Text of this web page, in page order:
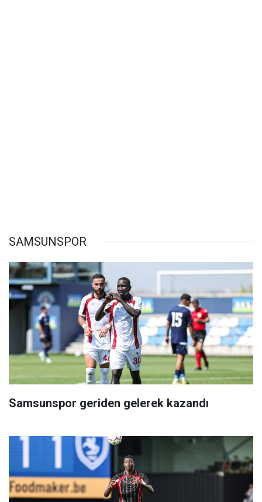
SAMSUNSPOR
Samsunspor geriden gelerek kazandı